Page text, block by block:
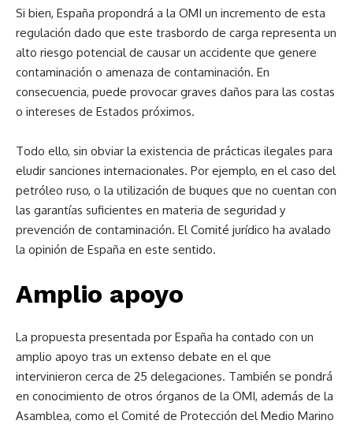
Si bien, España propondrá a la OMI un incremento de esta
regulación dado que este trasbordo de carga representa un
alto riesgo potencial de causar un accidente que genere
contaminación o amenaza de contaminación. En
consecuencia, puede provocar graves daños para las costas
o intereses de Estados próximos.
Todo ello, sin obviar la existencia de prácticas ilegales para
eludir sanciones internacionales. Por ejemplo, en el caso del
petróleo ruso, o la utilización de buques que no cuentan con
las garantías suficientes en materia de seguridad y
prevención de contaminación. El Comité jurídico ha avalado
la opinión de España en este sentido.
Amplio apoyo
La propuesta presentada por España ha contado con un
amplio apoyo tras un extenso debate en el que
intervinieron cerca de 25 delegaciones. También se pondrá
en conocimiento de otros órganos de la OMI, además de la
Asamblea, como el Comité de Protección del Medio Marino